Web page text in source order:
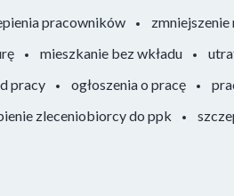
pracowników
mieszkanie bez wkładu
pracy ogłoszenia o pracę
zleceniobiorcy do ppk